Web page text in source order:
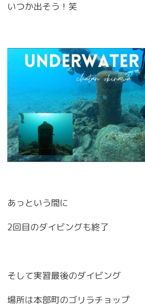
いつか出そう！笑
あっという間に
2回目のダイビングも終了
そして実習最後のダイビング
場所は本部町のゴリラチョップ